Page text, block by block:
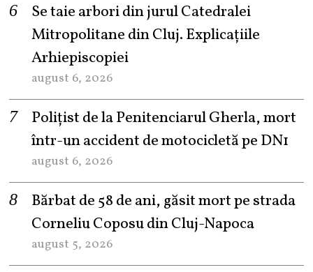
Se taie arbori din jurul Catedralei
Mitropolitane din Cluj. Explicațiile
Arhiepiscopiei
august 6, 2026
Polițist de la Penitenciarul Gherla, mort
într-un accident de motocicletă pe DN1
august 6, 2026
Bărbat de 58 de ani, găsit mort pe strada
Corneliu Coposu din Cluj-Napoca
august 5, 2026